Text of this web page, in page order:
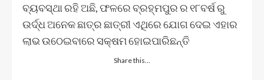
ବ୍ୟବସ୍ଥା ରହି ଅଛି, ଫଳରେ ବ୍ରହ୍ମପୁର ର ୧୮ବର୍ଷ ରୁ
ଉର୍ଦ୍ଧ ଅନେକ ଛାତ୍ର ଛାତ୍ରୀ ଏଥିରେ ଯୋଗ ଦେଇ ଏହାର
ଲାଭ ଉଠେଇବାରେ ସକ୍ଷମ ହୋଇପାରିଛନ୍ତି
Share this…